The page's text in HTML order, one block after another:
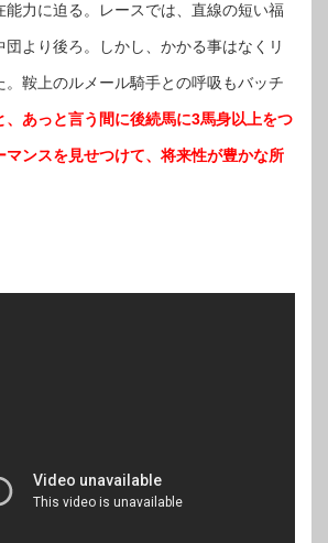
能力に迫る。レースでは、直線の短い福
より後ろ。しかし、かかる事はなくリ
。鞍上のルメール騎手との呼吸もバッチ
、あっと言う間に後続馬に3馬身以上をつ
マンスを見せつけて、将来性が豊かな所